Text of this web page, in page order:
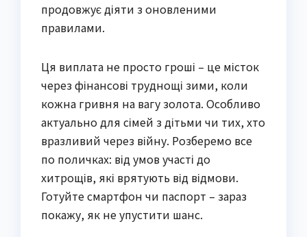
продовжує діяти з оновленими
правилами.
Ця виплата не просто гроші – це місток
через фінансові труднощі зими, коли
кожна гривня на вагу золота. Особливо
актуально для сімей з дітьми чи тих, хто
вразливий через війну. Розберемо все
по поличках: від умов участі до
хитрощів, які врятують від відмови.
Готуйте смартфон чи паспорт – зараз
покажу, як не упустити шанс.